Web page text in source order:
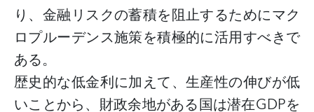
り、金融リスクの蓄積を阻止するためにマク
ロプルーデンス施策を積極的に活用すべきで
ある。
歴史的な低金利に加えて、生産性の伸びが低
いことから、財政余地がある国は潜在GDPを